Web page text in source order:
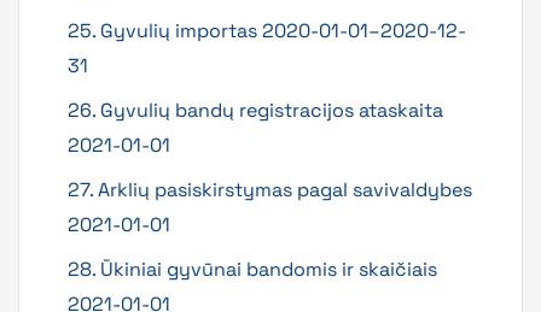
25. Gyvulių importas 2020-01-01–2020-12-
31
26. Gyvulių bandų registracijos ataskaita
2021-01-01
27. Arklių pasiskirstymas pagal savivaldybes
2021-01-01
28. Ūkiniai gyvūnai bandomis ir skaičiais
2021-01-01